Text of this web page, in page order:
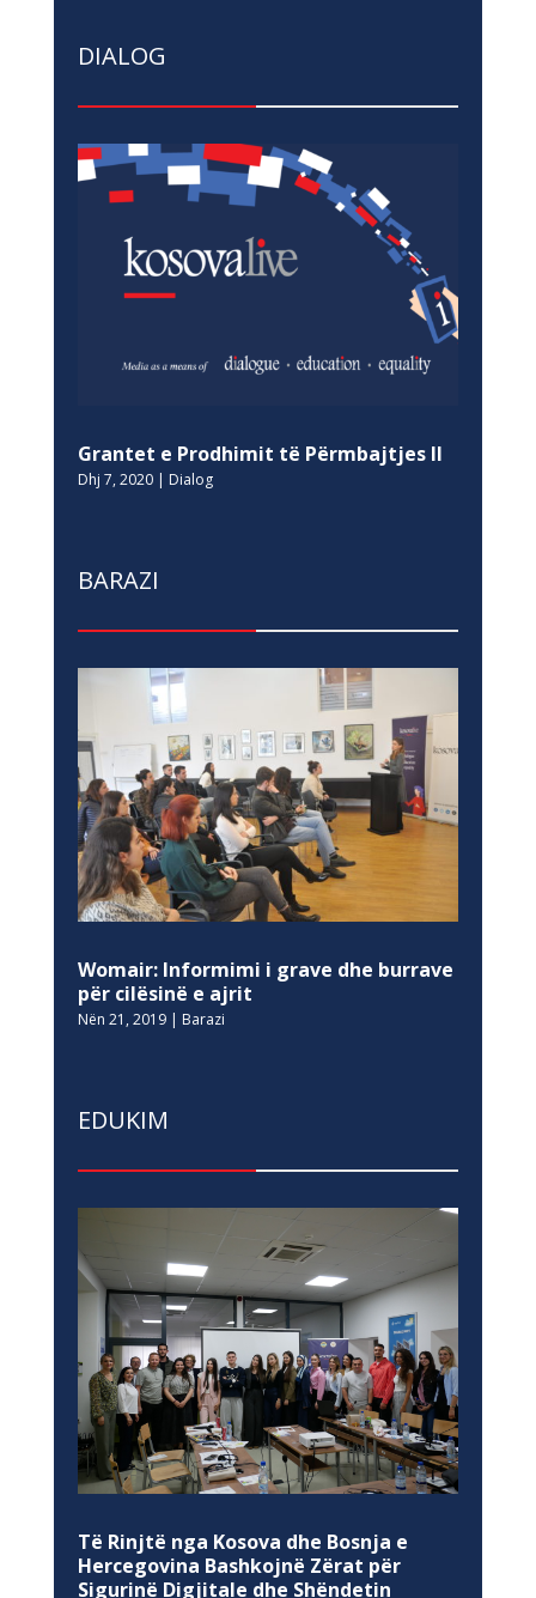
DIALOG
Grantet e Prodhimit të Përmbajtjes II
Dhj 7, 2020| Dialog
BARAZI
Womair: Informimi i grave dhe burrave
për cilësinë e ajrit
Nën 21, 2019| Barazi
EDUKIM
Të Rinjtë nga Kosova dhe Bosnja e
Hercegovina Bashkojnë Zërat për
Sigurinë Digjitale dhe Shëndetin